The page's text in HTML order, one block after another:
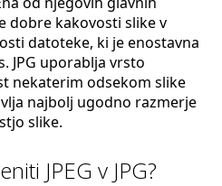
dobre kakovosti slike v
datoteke, ki je enostavna
JPG uporablja vrsto
nekaterim odsekom slike
najbolj ugodno razmerje
slike.
JPEG v JPG?